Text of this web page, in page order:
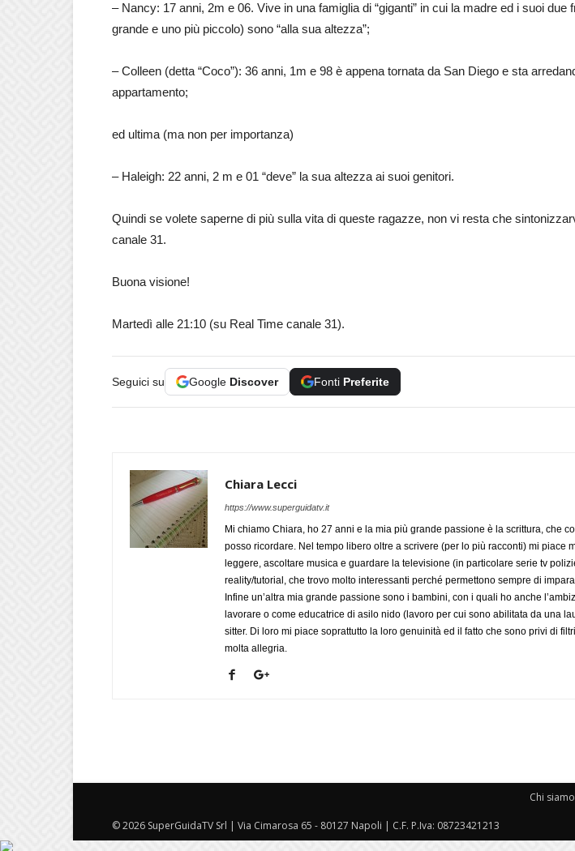
– Nancy: 17 anni, 2m e 06. Vive in una famiglia di “giganti” in cui la madre ed i suoi due
grande e uno più piccolo) sono “alla sua altezza”;
– Colleen (detta “Coco”): 36 anni, 1m e 98 è appena tornata da San Diego e sta
appartamento;
ed ultima (ma non per importanza)
– Haleigh: 22 anni, 2 m e 01 “deve” la sua altezza ai suoi genitori.
Quindi se volete saperne di più sulla vita di queste ragazze, non vi resta che
canale 31.
Buona visione!
Martedì alle 21:10 (su Real Time canale 31).
Seguici su Google Discover Fonti Preferite
Chiara Lecci
https://www.superguidatv.it
Mi chiamo Chiara, ho 27 anni e la mia più grande passione è la scrittura, che
posso ricordare. Nel tempo libero oltre a scrivere (per lo più racconti) mi piace
leggere, ascoltare musica e guardare la televisione (in particolare serie tv
reality/tutorial, che trovo molto interessanti perché permettono sempre di
Infine un’altra mia grande passione sono i bambini, con i quali ho anche
lavorare o come educatrice di asilo nido (lavoro per cui sono abilitata da una
sitter. Di loro mi piace soprattutto la loro genuinità ed il fatto che sono privi di
molta allegria.
Chi siamo
© 2026 SuperGuidaTV Srl | Via Cimarosa 65 - 80127 Napoli | C.F. P.Iva: 08723421213